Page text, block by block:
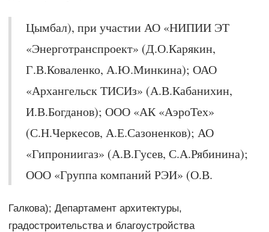
Цымбал), при участии АО «НИПИИ ЭТ
«Энерготранспроект» (Д.О.Карякин,
Г.В.Коваленко, А.Ю.Минкина); ОАО
«Архангельск ТИСИз» (А.В.Кабанихин,
И.В.Богданов); ООО «АК «АэроТех»
(С.Н.Черкесов, А.Е.Сазоненков); АО
«Гипрониигаз» (А.В.Гусев, С.А.Рябинина);
ООО «Группа компаний РЭИ» (О.В.
Галкова); Департамент архитектуры,
градостроительства и благоустройства